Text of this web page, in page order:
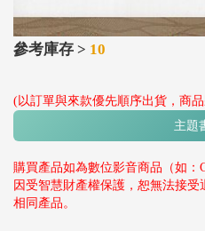
參考庫存 > 10
(以訂單與來款優先順序出貨，商
主題
購買產品如為數位影音商品（如：
因受智慧財產權保護，恕無法接
相同產品。